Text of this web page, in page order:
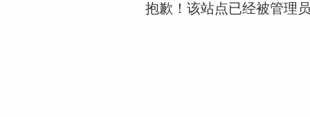
抱歉！该站点已经被管理